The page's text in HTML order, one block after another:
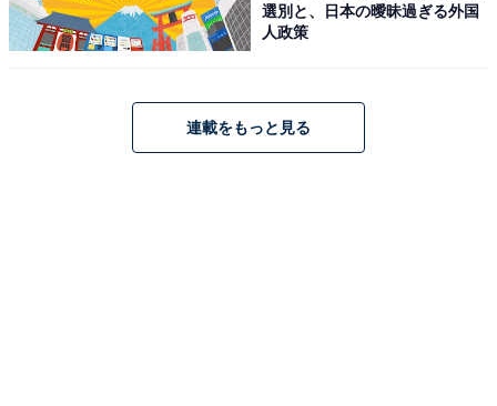
選別と、日本の曖昧過ぎる外国
人政策
連載をもっと見る